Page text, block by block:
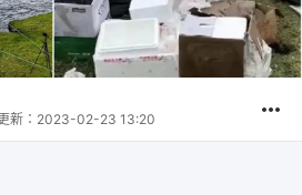
新： 2023-02-23 13:20